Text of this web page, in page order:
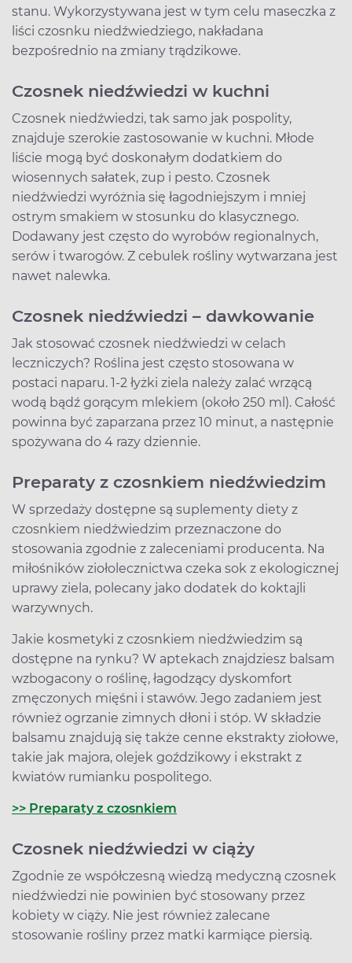
stanu. Wykorzystywana jest w tym celu maseczka z
liści czosnku niedźwiedziego, nakładana
bezpośrednio na zmiany trądzikowe.
Czosnek niedźwiedzi w kuchni
Czosnek niedźwiedzi, tak samo jak pospolity,
znajduje szerokie zastosowanie w kuchni. Młode
liście mogą być doskonałym dodatkiem do
wiosennych sałatek, zup i pesto. Czosnek
niedźwiedzi wyróżnia się łagodniejszym i mniej
ostrym smakiem w stosunku do klasycznego.
Dodawany jest często do wyrobów regionalnych,
serów i twarogów. Z cebulek rośliny wytwarzana jest
nawet nalewka.
Czosnek niedźwiedzi – dawkowanie
Jak stosować czosnek niedźwiedzi w celach
leczniczych? Roślina jest często stosowana w
postaci naparu. 1-2 łyżki ziela należy zalać wrzącą
wodą bądź gorącym mlekiem (około 250 ml). Całość
powinna być zaparzana przez 10 minut, a następnie
spożywana do 4 razy dziennie.
Preparaty z czosnkiem niedźwiedzim
W sprzedaży dostępne są suplementy diety z
czosnkiem niedźwiedzim przeznaczone do
stosowania zgodnie z zaleceniami producenta. Na
miłośników ziołolecznictwa czeka sok z ekologicznej
uprawy ziela, polecany jako dodatek do koktajli
warzywnych.
Jakie kosmetyki z czosnkiem niedźwiedzim są
dostępne na rynku? W aptekach znajdziesz balsam
wzbogacony o roślinę, łagodzący dyskomfort
zmęczonych mięśni i stawów. Jego zadaniem jest
również ogrzanie zimnych dłoni i stóp. W składzie
balsamu znajdują się także cenne ekstrakty ziołowe,
takie jak majora, olejek goździkowy i ekstrakt z
kwiatów rumianku pospolitego.
>> Preparaty z czosnkiem
Czosnek niedźwiedzi w ciąży
Zgodnie ze współczesną wiedzą medyczną czosnek
niedźwiedzi nie powinien być stosowany przez
kobiety w ciąży. Nie jest również zalecane
stosowanie rośliny przez matki karmiące piersią.